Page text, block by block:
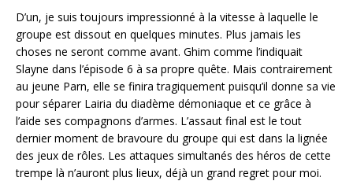
D’un, je suis toujours impressionné à la vitesse à laquelle le
groupe est dissout en quelques minutes. Plus jamais les
choses ne seront comme avant. Ghim comme l’indiquait
Slayne dans l’épisode 6 à sa propre quête. Mais contrairement
au jeune Parn, elle se finira tragiquement puisqu’il donne sa vie
pour séparer Lairia du diadème démoniaque et ce grâce à
l’aide ses compagnons d’armes. L’assaut final est le tout
dernier moment de bravoure du groupe qui est dans la lignée
des jeux de rôles. Les attaques simultanés des héros de cette
trempe là n’auront plus lieux, déjà un grand regret pour moi.